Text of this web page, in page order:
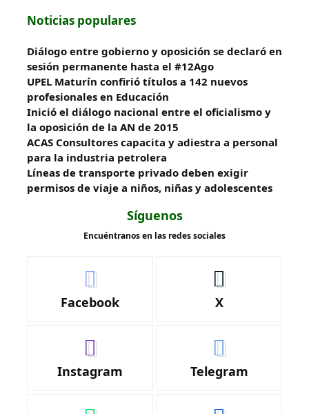
Noticias populares
Diálogo entre gobierno y oposición se declaró en
sesión permanente hasta el #12Ago
UPEL Maturín confirió títulos a 142 nuevos
profesionales en Educación
Inició el diálogo nacional entre el oficialismo y
la oposición de la AN de 2015
ACAS Consultores capacita y adiestra a personal
para la industria petrolera
Líneas de transporte privado deben exigir
permisos de viaje a niños, niñas y adolescentes
Síguenos
Encuéntranos en las redes sociales
Facebook X
Instagram Telegram